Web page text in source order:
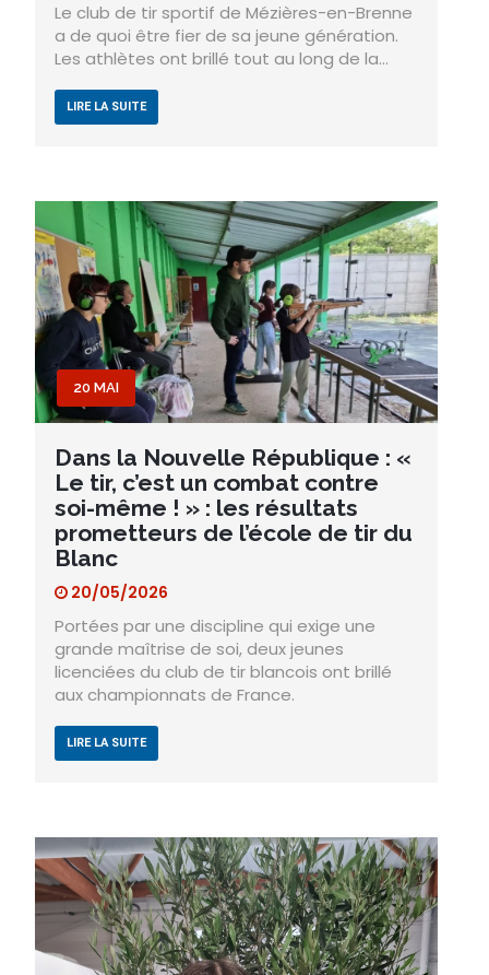
Le club de tir sportif de Mézières-en-Brenne
a de quoi être fier de sa jeune génération.
Les athlètes ont brillé tout au long de la…
LIRE LA SUITE
20 MAI
Dans la Nouvelle République : «
Le tir, c’est un combat contre
soi-même ! » : les résultats
prometteurs de l’école de tir du
Blanc
20/05/2026
Portées par une discipline qui exige une
grande maîtrise de soi, deux jeunes
licenciées du club de tir blancois ont brillé
aux championnats de France.
LIRE LA SUITE